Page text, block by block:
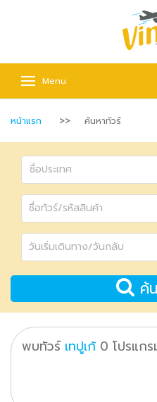
Menu
หน้าแรก ค้นหาทัวร์
ค้
พบทัวร์ เทปูเก้ 0 โปรแกร